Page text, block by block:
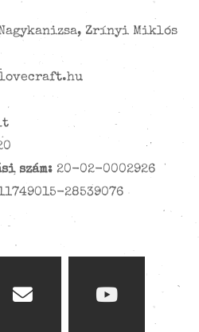
Zrínyi Miklós
szám: 20-02-0002926
28539076